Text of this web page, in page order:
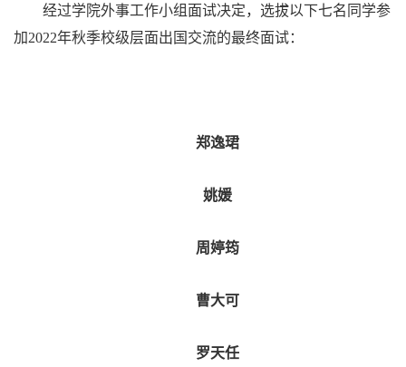
经过学院外事工作小组面试决定，选拔以下七名同学参
加2022年秋季校级层面出国交流的最终面试：
郑逸珺
姚媛
周婷筠
曹大可
罗天任